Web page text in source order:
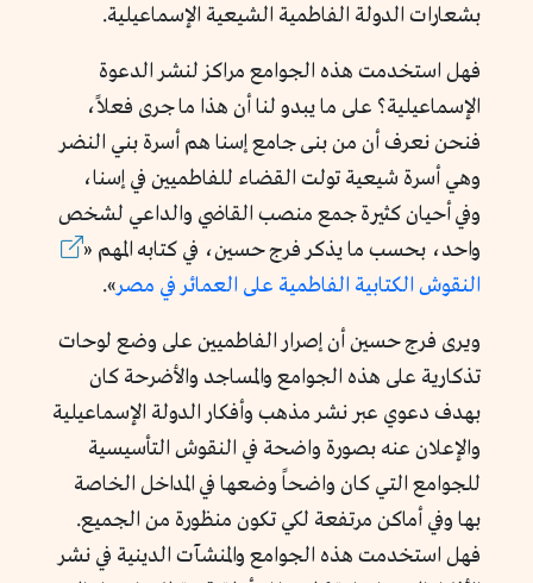
بشعارات الدولة الفاطمية الشيعية الإسماعيلية.
فهل استخدمت هذه الجوامع مراكز لنشر الدعوة
الإسماعيلية؟ على ما يبدو لنا أن هذا ما جرى فعلاً،
فنحن نعرف أن من بنى جامع إسنا هم أسرة بني النضر
وهي أسرة شيعية تولت القضاء للفاطميين في إسنا،
وفي أحيان كثيرة جمع منصب القاضي والداعي لشخص
واحد، بحسب ما يذكر فرج حسين، في كتابه المهم «
النقوش الكتابية الفاطمية على العمائر في مصر».
ويرى فرج حسين أن إصرار الفاطميين على وضع لوحات
تذكارية على هذه الجوامع والمساجد والأضرحة كان
بهدف دعوي عبر نشر مذهب وأفكار الدولة الإسماعيلية
والإعلان عنه بصورة واضحة في النقوش التأسيسية
للجوامع التي كان واضحاً وضعها في المداخل الخاصة
بها وفي أماكن مرتفعة لكي تكون منظورة من الجميع.
فهل استخدمت هذه الجوامع والمنشآت الدينية في نشر